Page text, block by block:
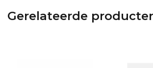
Gerelateerde